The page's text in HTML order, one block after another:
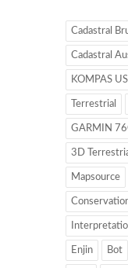
Cadastral
Cadastral
KOMPAS
Terrestrial
GARMIN
3D
Mapsource
Enjin Bot